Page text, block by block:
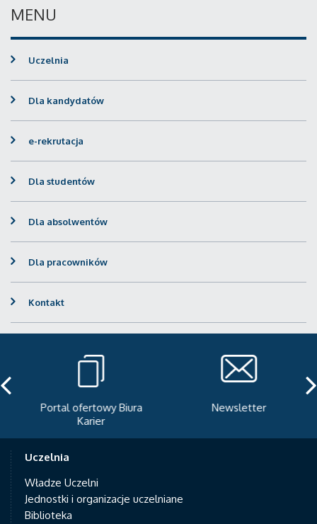
MENU
Uczelnia
Dla kandydatów
e-rekrutacja
Dla studentów
Dla absolwentów
Dla pracowników
Kontakt
Portal ofertowy Biura
Karier
Newsletter
Uczelnia
Władze Uczelni
Jednostki i organizacje uczelniane
Biblioteka